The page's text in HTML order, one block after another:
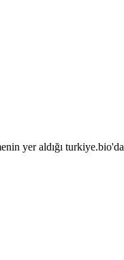
yer aldığı